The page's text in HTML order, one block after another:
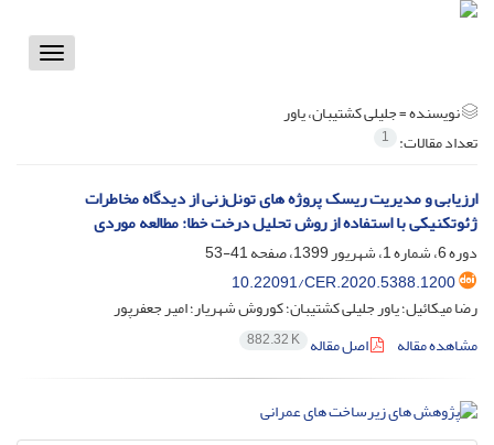
Toggle
نویسنده =جلیلی کشتیبان، یاور
تعداد مقالات: 1
ارزیابی و مدیریت ریسک پروژه ‏های تونل‌زنی از دیدگاه مخاطرات
ژئوتکنیکی با استفاده از روش تحلیل درخت خطا: مطالعه موردی
دوره 6، شماره 1، شهریور 1399، صفحه
41-53
10.22091/CER.2020.5388.1200
رضا میکائیل؛ یاور جلیلی کشتیبان؛ کوروش شهریار؛ امیر جعفرپور
مشاهده مقاله
اصل مقاله 882.32 K